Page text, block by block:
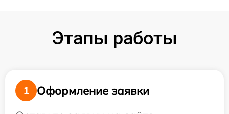
Этапы работы
1
Оформление заявки